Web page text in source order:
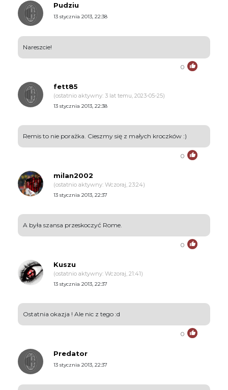
Pudziu
13 stycznia 2013, 22:38
Nareszcie!
0
fett85
(ostatnio aktywny: 3 lat temu, 2023-05-25)
13 stycznia 2013, 22:38
Remis to nie porażka. Cieszmy się z małych kroczków :)
0
milan2002
(ostatnio aktywny: Wczoraj, 23:24)
13 stycznia 2013, 22:37
A była szansa przeskoczyć Rome.
0
Kuszu
(ostatnio aktywny: Wczoraj, 21:41)
13 stycznia 2013, 22:37
Ostatnia okazja ! Ale nic z tego :d
0
Predator
13 stycznia 2013, 22:37